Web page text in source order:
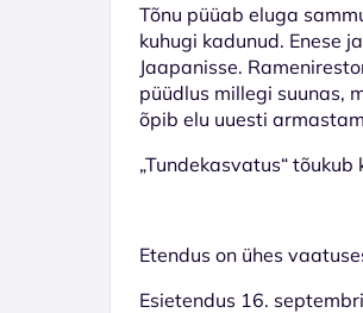
Tõnu püüab eluga
kuhugi kadunud. Enese
Jaapanisse.
püüdlus millegi suunas,
õpib elu uuesti
„Tundekasvatus“
Etendus on ühes
Esietendus 16.